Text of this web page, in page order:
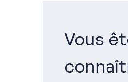
Vous